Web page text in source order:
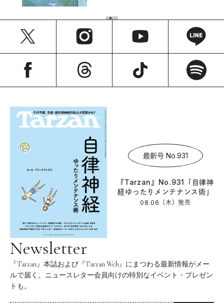
最新号 No.931
『Tarzan』No.931「自律神
経ゆったりメンテナンス術」
08.06（木）発売
Newsletter
『Tarzan』本誌および『Tarzan Web』にまつわる最新情報がメー
ルで届く。ニュースレター会員向けの特別なイベント・プレゼン
トも。